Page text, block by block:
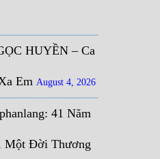
HUYỀN – Ca
Em August 4, 2026
41 Năm
Một Đời Thương